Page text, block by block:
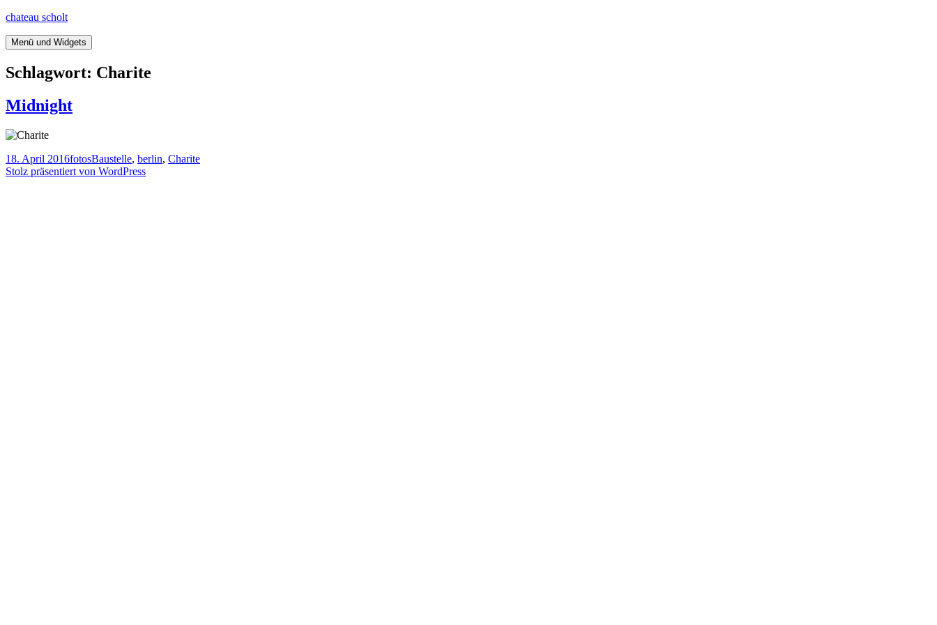
Springe
Inhalt
chateau scholt
Menü und Widgets
Schlagwort: Charite
Midnight
Veröffentlicht
am
18. April 2016Kategorien
fotosTags
Baustelle, berlin, Charite
Stolz präsentiert von WordPress